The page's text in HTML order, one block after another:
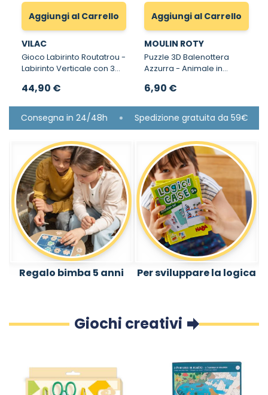
Aggiungi al Carrello
VILAC
Gioco Labirinto Routatrou -
Labirinto Verticale con 3
44,90 €
Aggiungi al Carrello
MOULIN ROTY
Puzzle 3D Balenottera
Azzurra - Animale in
Collezionare
6,90 €
Consegna in 24/48h Spedizione gratuita da 59€
Regalo bimba 5 anni Per sviluppare la logica
Giochi creativi